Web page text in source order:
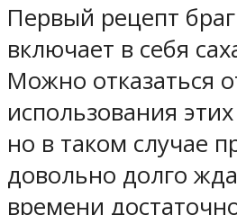
Первый рецепт
включает в себя
Можно отказаться
использования
но в таком случае
довольно долго
времени